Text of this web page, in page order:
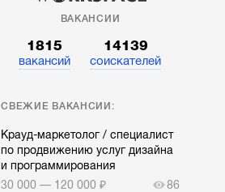
ВАКАНСИИ
1815
вакансий
14139
соискателей
СВЕЖИЕ ВАКАНСИИ:
Крауд-маркетолог / специалист
по продвижению услуг дизайна
и программирования
30 000 — 120 000 ₽
86